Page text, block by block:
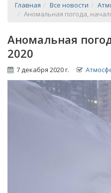
Главная Все новости
Аномальная погода,
Аномальная
2020
7 декабря 2020 г.